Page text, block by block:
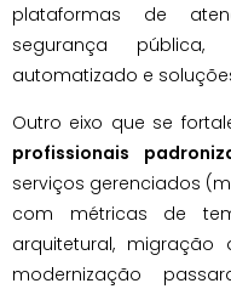
plataformas de
segurança pública,
automatizado e
Outro eixo que se
profissionais
serviços gerenciados
com métricas de
arquitetural,
modernização